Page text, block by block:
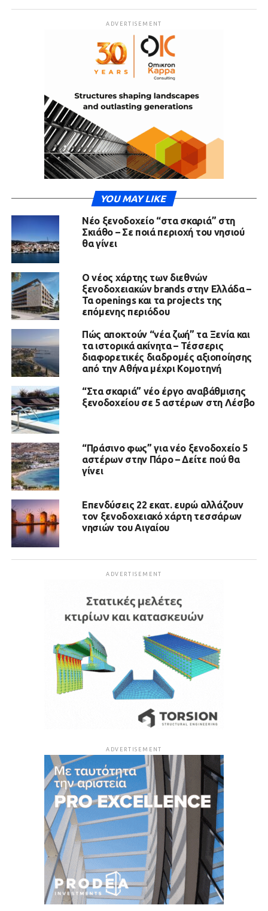
ADVERTISEMENT
YOU MAY LIKE
Νέο ξενοδοχείο “στα σκαριά” στη
Σκιάθο – Σε ποιά περιοχή του νησιού
θα γίνει
Ο νέος χάρτης των διεθνών
ξενοδοχειακών brands στην Ελλάδα –
Τα openings και τα projects της
επόμενης περιόδου
Πώς αποκτούν “νέα ζωή” τα Ξενία και
τα ιστορικά ακίνητα – Τέσσερις
διαφορετικές διαδρομές αξιοποίησης
από την Αθήνα μέχρι Κομοτηνή
“Στα σκαριά” νέο έργο αναβάθμισης
ξενοδοχείου σε 5 αστέρων στη Λέσβο
“Πράσινο φως” για νέο ξενοδοχείο 5
αστέρων στην Πάρο – Δείτε πού θα
γίνει
Επενδύσεις 22 εκατ. ευρώ αλλάζουν
τον ξενοδοχειακό χάρτη τεσσάρων
νησιών του Αιγαίου
ADVERTISEMENT
ADVERTISEMENT